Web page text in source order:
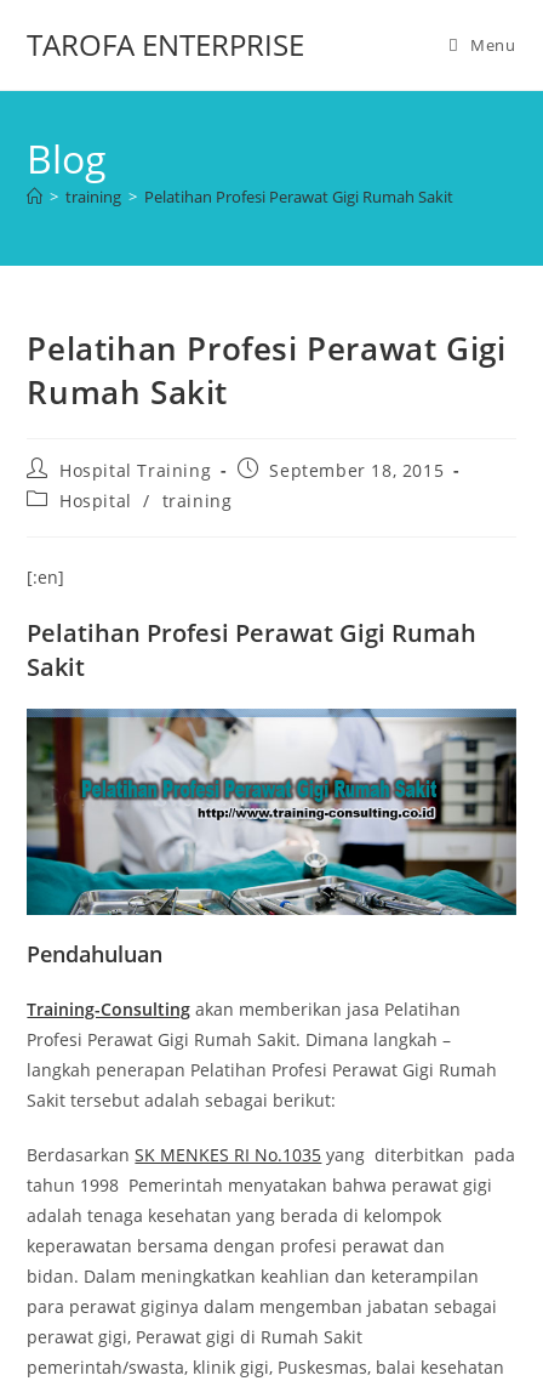
TAROFA ENTERPRISE Menu
Blog
> training > Pelatihan Profesi Perawat Gigi Rumah Sakit
Pelatihan Profesi Perawat Gigi
Rumah Sakit
Hospital Training
September 18, 2015
Hospital
/ training
[:en]
Pelatihan Profesi Perawat Gigi Rumah
Sakit
Pendahuluan
Training-Consulting akan memberikan jasa Pelatihan
Profesi Perawat Gigi Rumah Sakit. Dimana langkah –
langkah penerapan Pelatihan Profesi Perawat Gigi Rumah
Sakit tersebut adalah sebagai berikut:
BerdasarkanSK MENKES RI No.1035 yang diterbitkan pada
tahun 1998 Pemerintah menyatakan bahwa perawat gigi
adalah tenaga kesehatan yang berada di kelompok
keperawatan bersama dengan profesi perawat dan
bidan. Dalam meningkatkan keahlian dan keterampilan
para perawat giginya dalam mengemban jabatan sebagai
perawat gigi, Perawat gigi di Rumah Sakit
pemerintah/swasta, klinik gigi, Puskesmas, balai kesehatan